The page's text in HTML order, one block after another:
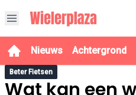
Nieuws Achtergrond
Beter Fietsen
Wat kan een